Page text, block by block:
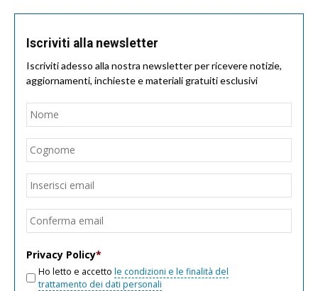
Iscriviti alla newsletter
Iscriviti adesso alla nostra newsletter per ricevere notizie,
aggiornamenti, inchieste e materiali gratuiti esclusivi
Nome
Email
Privacy Policy*
Ho letto e accetto le condizioni e le finalità del
trattamento dei dati personali